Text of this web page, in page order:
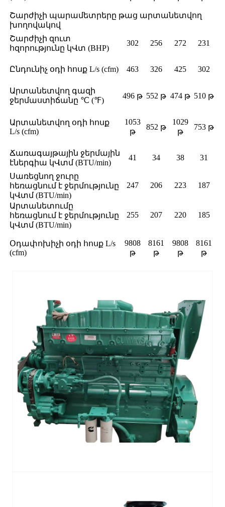
Շարժիչի պարամետրերը թաց արտանետվող
խողովակով
Շարժիչի զուտ
հզորությունը կՎտ (BHP)
302 256 272 231
Ընդունիչ օդի հոսք L/s (cfm) 463 326 425 302
Արտանետվող գազի
ջերմաստիճանը ℃ (℉)
496 թ 552 թ 474 թ 510 թ
Արտանետվող օդի հոսք
L/s (cfm)
1053
թ
852 թ
1029
թ
753 թ
Ճառագայթային ջերմային
էներգիա կՎտմ (BTU/min)
41 34 38 31
Սառեցնող ջուրը
հեռացնում է ջերմությունը
կՎտմ (BTU/min)
247 206 223 187
Արտանետումը
հեռացնում է ջերմությունը
կՎտմ (BTU/min)
255 207 220 185
Օդափոխիչի օդի հոսք L/s
(cfm)
9808
թ
8161
թ
9808
թ
8161
թ